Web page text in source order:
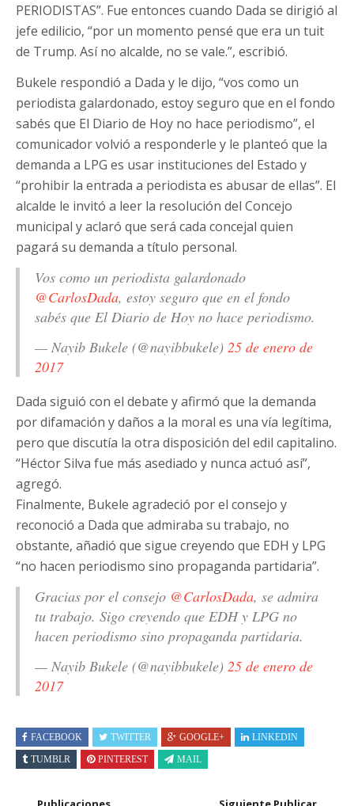
PERIODISTAS”. Fue entonces cuando Dada se dirigió al
jefe edilicio, “por un momento pensé que era un tuit
de Trump. Así no alcalde, no se vale.”, escribió.
Bukele respondió a Dada y le dijo, “vos como un
periodista galardonado, estoy seguro que en el fondo
sabés que El Diario de Hoy no hace periodismo”, el
comunicador volvió a responderle y le planteó que la
demanda a LPG es usar instituciones del Estado y
“prohibir la entrada a periodista es abusar de ellas”. El
alcalde le invitó a leer la resolución del Concejo
municipal y aclaró que será cada concejal quien
pagará su demanda a título personal.
Vos como un periodista galardonado
@CarlosDada, estoy seguro que en el fondo
sabés que El Diario de Hoy no hace periodismo.
— Nayib Bukele (@nayibbukele) 25 de enero de
2017
Dada siguió con el debate y afirmó que la demanda
por difamación y daños a la moral es una vía legítima,
pero que discutía la otra disposición del edil capitalino.
“Héctor Silva fue más asediado y nunca actuó así”,
agregó.
Finalmente, Bukele agradeció por el consejo y
reconoció a Dada que admiraba su trabajo, no
obstante, añadió que sigue creyendo que EDH y LPG
“no hacen periodismo sino propaganda partidaria”.
Gracias por el consejo @CarlosDada, se admira
tu trabajo. Sigo creyendo que EDH y LPG no
hacen periodismo sino propaganda partidaria.
— Nayib Bukele (@nayibbukele) 25 de enero de
2017
FACEBOOK TWITTER GOOGLE+
LINKEDIN
TUMBLR
PINTEREST MAIL